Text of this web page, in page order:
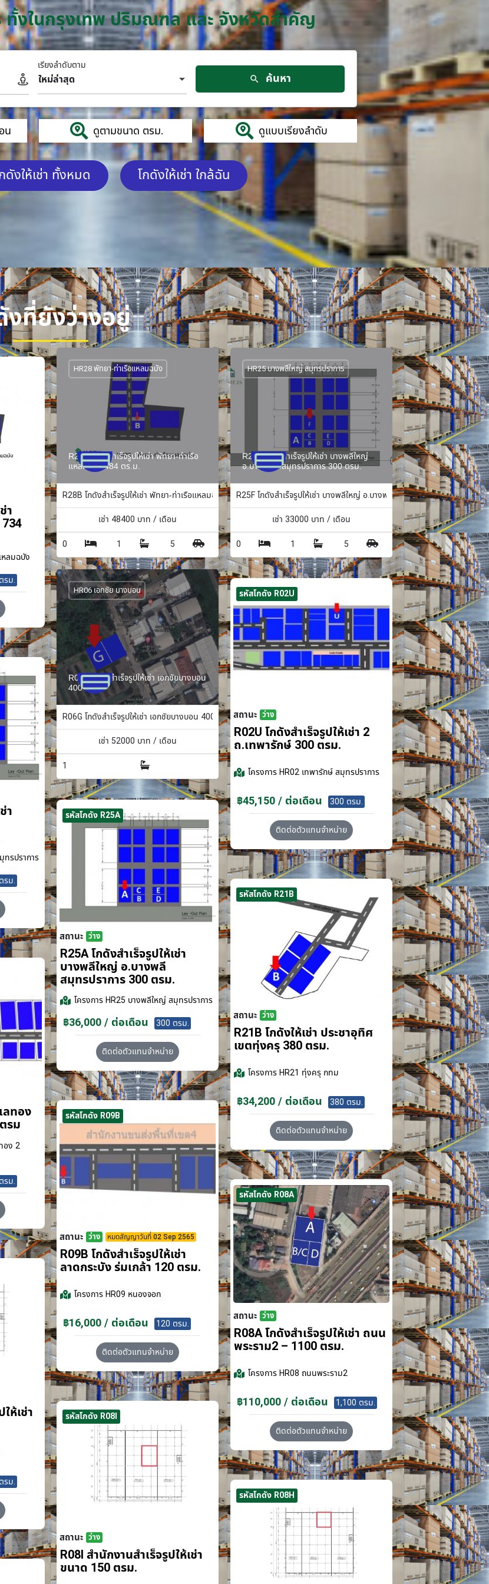
ทั้งในกรุงเทพ ปริมณฑล และ จังหวัดสำคัญ
ใหม่ล่าสุด
เรียงลำดับตาม
ค้นหา
น ดูตามขนาด ตรม. ดูแบบเรียงลำดับ
ดังให้เช่า ทั้งหมด โกดังให้เช่า ใกล้ฉัน
งที่ยังว่างอยู่
า
ลมฉบัง
รม.
R28B โกดังสำเร็จรูปให้เช่า พัทยา-ท่าเรือ
แหลมฉบัง 484 ตร.ม.
HR28 พัทยา-ท่าเรือแหลมฉบัง
R28B โกดังสำเร็จรูปให้เช่า พัทยา-ท่าเรือแหลมฉบัง 484 ตร.ม.
เช่า 48400 บาท / เดือน
0
1 5
R25F โกดังสำเร็จรูปให้เช่า บางพลีใหญ่
อ.บางพลี จ.สมุทรปราการ 300 ตรม.
HR25 บางพลีใหญ่ สมุทรปราการ
R25F โกดังสำเร็จรูปให้เช่า บางพลีใหญ่ อ.บางพลี จ.สมุทรปราการ 300 ตรม.
เช่า 33000 บาท / เดือน
0
1 5
R06G โกดังสำเร็จรูปให้เช่า เอกชัยบางบอน
400 ตรม.
HR06 เอกชัย บางบอน
R06G โกดังสำเร็จรูปให้เช่า เอกชัยบางบอน 400 ตรม.
เช่า 52000 บาท / เดือน
1
รหัสโกดัง R02U
สถานะ ว่าง
R02U โกดังสำเร็จรูปให้เช่า 2
ถ.เทพารักษ์ 300 ตรม.
โครงการHR02 เทพารักษ์ สมุทรปราการ
฿45,150 / ต่อเดือน 300 ตรม.
ติดต่อตัวแทนจำหน่าย
า
รปราการ
รม.
รหัสโกดัง R25A
สถานะ ว่าง
R25A โกดังสำเร็จรูปให้เช่า
บางพลีใหญ่ อ.บางพลี
สมุทรปราการ 300 ตรม.
โครงการHR25 บางพลีใหญ่ สมุทรปราการ
฿36,000 / ต่อเดือน 300 ตรม.
ติดต่อตัวแทนจำหน่าย
รหัสโกดัง R21B
สถานะ ว่าง
R21B โกดังให้เช่า ประชาอุทิศ
เขตทุ่งครุ 380 ตรม.
โครงการHR21 ทุ่งครุ กทม
฿34,200 / ต่อเดือน 380 ตรม.
ติดต่อตัวแทนจำหน่าย
ลทอง
รม
อง 2
รม.
รหัสโกดัง R09B
สถานะ ว่าง หมดสัญญาวันที่ 02 Sep 2565
R09B โกดังสำเร็จรูปให้เช่า
ลาดกระบัง​ ร่มเกล้า 120 ตรม.
โครงการHR09 หนองจอก
฿16,000 / ต่อเดือน 120 ตรม.
ติดต่อตัวแทนจำหน่าย
รหัสโกดัง R08A
สถานะ ว่าง
R08A โกดังสำเร็จรูปให้เช่า ถนน
พระราม2 – 1100 ตรม.
โครงการHR08 ถนนพระราม2
฿110,000 / ต่อเดือน 1,100 ตรม.
ติดต่อตัวแทนจำหน่าย
ห้เช่า
รม.
รหัสโกดัง R08I
สถานะ ว่าง
R08I สำนักงานสำเร็จรูปให้เช่า
ขนาด 150 ตรม.
รหัสโกดัง R08H